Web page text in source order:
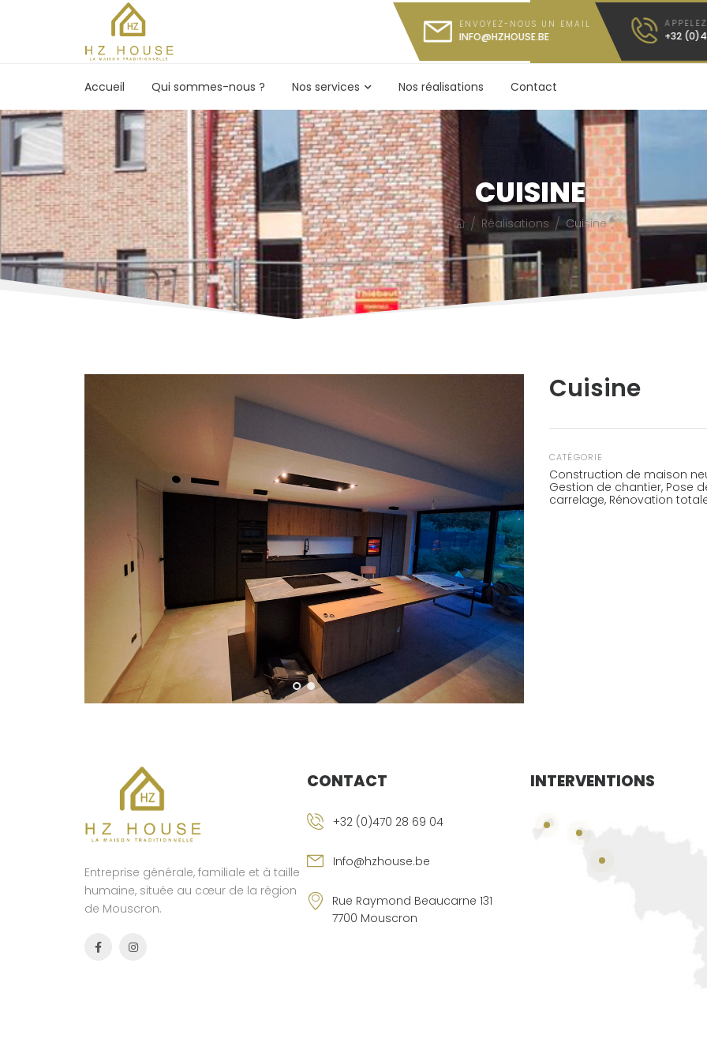
ENVOYEZ-NOUS UN EMAIL
INFO@HZHOUSE.BE +32
Accueil Qui sommes-nous ? Nos services Nos réalisations Contact
CUISINE
/ Réalisations / Cuisine
Cuisine
CATÉGORIE
Construction de maison
Gestion de chantier, Pose
carrelage, Rénovation
Entreprise générale, familiale et à taille
humaine, située au cœur de la région
de Mouscron.
CONTACT
+32 (0)470 28 69 04
Info@hzhouse.be
Rue Raymond Beaucarne 131
7700 Mouscron
INTERVENTIONS